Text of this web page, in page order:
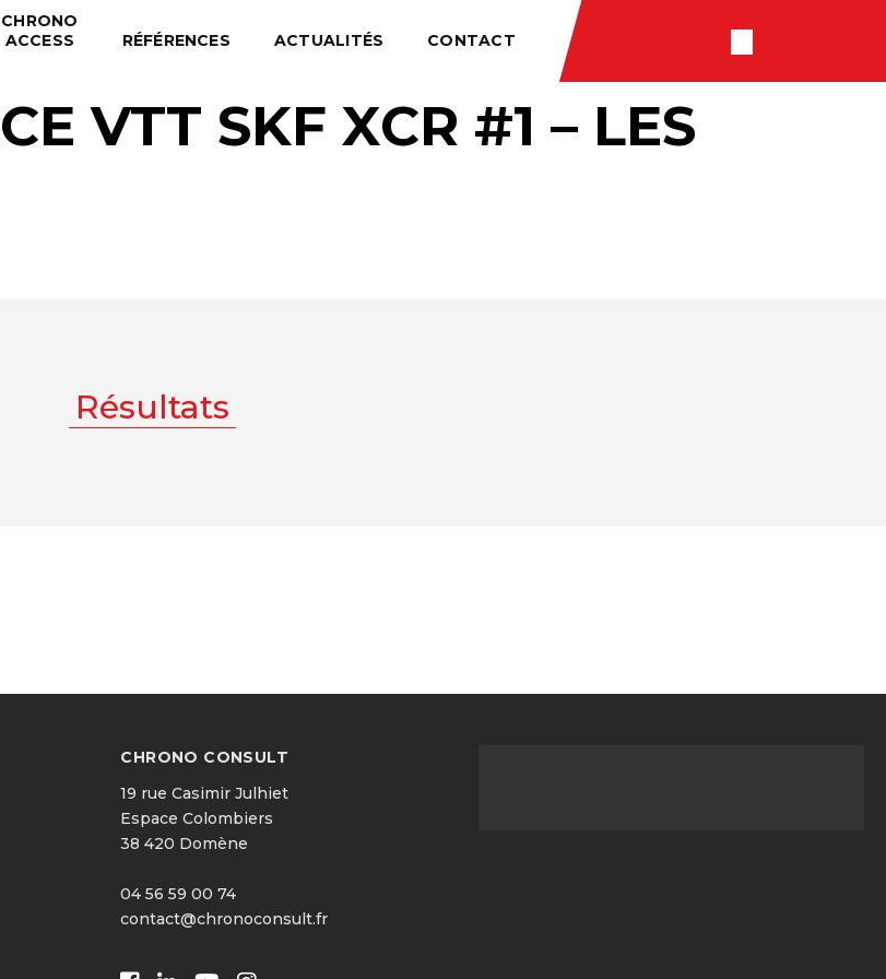
CHRONO
ACCESS
RÉFÉRENCES ACTUALITÉS CONTACT
VTT SKF XCR #1 – LES
Résultats
CHRONO CONSULT
19 rue Casimir Julhiet
Espace Colombiers
38 420 Domène
04 56 59 00 74
contact@chronoconsult.fr